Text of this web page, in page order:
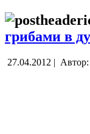
грибами в
27.04.2012 | Автор: